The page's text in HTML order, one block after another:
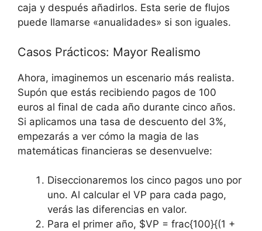
caja y después añadirlos.‌ Esta serie ⁤de flujos
puede⁣ llamarse «anualidades» si ‌son iguales.
Casos‌ Prácticos: Mayor Realismo
Ahora, ​imaginemos un escenario más ‌realista.⁢
Supón que estás recibiendo pagos de⁢ 100
euros al final de cada‍ año durante ​cinco años.
Si aplicamos una tasa de descuento‍ del 3%,
‌empezarás a ver⁤ cómo la⁣ magia de las‍
matemáticas ⁣financieras se ⁣desenvuelve:
Diseccionaremos los cinco​ pagos uno ⁢por
uno.​ Al calcular el‍ VP para cada pago,
verás ⁤las diferencias en valor.
Para⁢ el ⁢primer año, $VP = frac{100}{(1 +